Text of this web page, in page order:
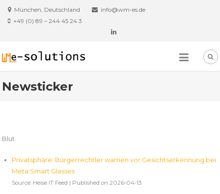
München, Deutschland
info@wm-es.de
+49 (0) 89 – 244 45 24 3
Newsticker
Blut
Privatsphäre: Bürgerrechtler warnen vor Gesichtserkennung bei
Meta Smart Glasses
Source: Heise IT Feed Published on 2026-04-13